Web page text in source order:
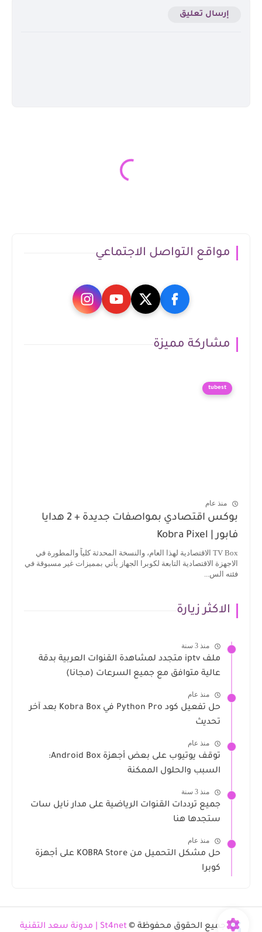
إرسال تعليق
مواقع التواصل الاجتماعي
مشاركة مميزة
tubest
منذ عام
بوكس اقتصادي بمواصفات جديدة + 2 هدايا
فابور | Kobra Pixel
TV Box الاقتصادية لهذا العام، والنسخة المحدثة كلياً والمطورة في
الاجهزة الاقتصادية التابعة لكوبرا الجهاز يأتي بمميزات غير مسبوقة في
فئته الس...
الاكثر زيارة
منذ 3 سنة
ملف iptv متجدد لمشاهدة القنوات العربية بدقة
عالية متوافق مع جميع السرعات (مجانا)
منذ عام
حل تفعيل كود Python Pro في Kobra Box بعد آخر
تحديث
منذ عام
توقف يوتيوب على بعض أجهزة Android Box:
السبب والحلول الممكنة
منذ 3 سنة
جميع ترددات القنوات الرياضية على مدار نايل سات
ستجدها هنا
منذ عام
حل مشكل التحميل من KOBRA Store على أجهزة
كوبرا
جميع الحقوق محفوظة ©St4net | مدونة سعد التقنية